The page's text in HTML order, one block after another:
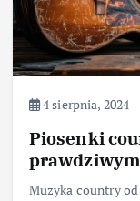
4 sierpnia, 2024
Piosenki
Muzyka country od